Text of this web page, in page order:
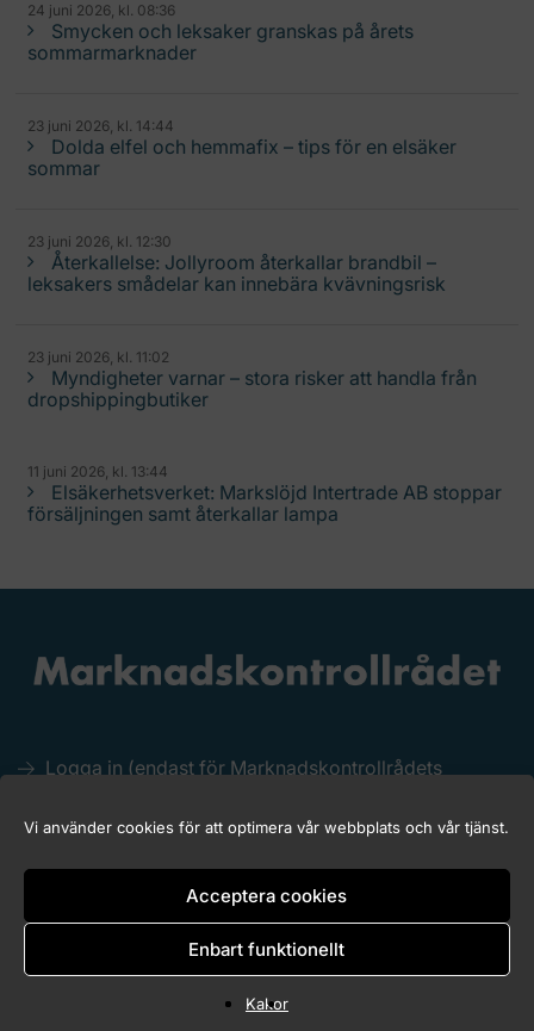
Vi använder cookies för att optimera vår webbplats och vår tjänst.
Acceptera cookies
Enbart funktionellt
Kakor
24 juni 2026, kl. 08:36
Smycken och leksaker granskas på årets
sommarmarknader
23 juni 2026, kl. 14:44
Dolda elfel och hemmafix – tips för en elsäker
sommar
23 juni 2026, kl. 12:30
Återkallelse: Jollyroom återkallar brandbil –
leksakers smådelar kan innebära kvävningsrisk
23 juni 2026, kl. 11:02
Myndigheter varnar – stora risker att handla från
dropshippingbutiker
11 juni 2026, kl. 13:44
Elsäkerhetsverket: Markslöjd Intertrade AB stoppar
försäljningen samt återkallar lampa
Logga in (endast för Marknadskontrollrådets
Kakor (Cookies)